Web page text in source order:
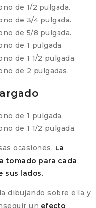
de 1/2 pulgada.
de 3/4 pulgada.
de 5/8 pulgada.
de 1 pulgada.
de 1 1/2 pulgada.
de 2 pulgadas.
de 1 pulgada.
de 1 1/2 pulgada.
ocasiones. La
tomado para cada
sus lados.
dibujando sobre ella y
un efecto